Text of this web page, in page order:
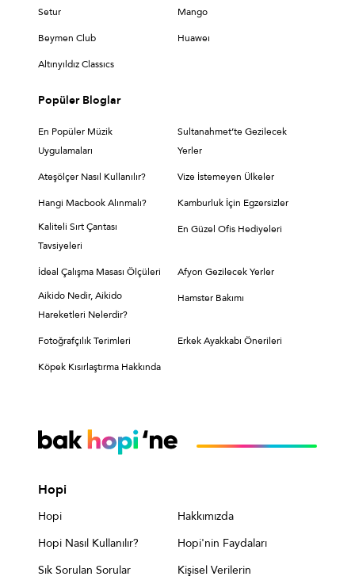
Setur Mango
Beymen Club Huaweı
Altınyıldız Classıcs
Popüler Bloglar
En Popüler Müzik
Uygulamaları
Sultanahmet’te Gezilecek
Yerler
Ateşölçer Nasıl Kullanılır? Vize İstemeyen Ülkeler
Hangi Macbook Alınmalı?
Kamburluk İçin Egzersizler
Kaliteli Sırt Çantası
Tavsiyeleri
En Güzel Ofis Hediyeleri
İdeal Çalışma Masası Ölçüleri
Afyon Gezilecek Yerler
Aikido Nedir, Aikido
Hareketleri Nelerdir?
Hamster Bakımı
Fotoğrafçılık Terimleri Erkek Ayakkabı Önerileri
Köpek Kısırlaştırma Hakkında
Hopi
Hopi
Hakkımızda
Hopi Nasıl Kullanılır?
Hopi'nin Faydaları
Sık Sorulan Sorular
Kişisel Verilerin